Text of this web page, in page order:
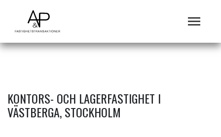
KONTORS- OCH LAGERFASTIGHET I
VÄSTBERGA, STOCKHOLM